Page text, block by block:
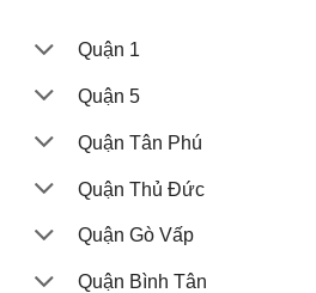
Quận 1
Quận 5
Quận Tân Phú
Quận Thủ Đức
Quận Gò Vấp
Quận Bình Tân